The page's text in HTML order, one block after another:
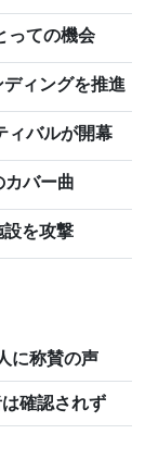
っての機会
ィングを推進
ィバルが開幕
バー曲
設を攻撃
に称賛の声
確認されず